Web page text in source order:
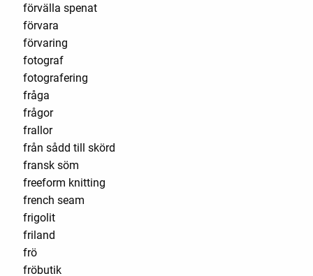
förvälla spenat
förvara
förvaring
fotograf
fotografering
fråga
frågor
frallor
från sådd till skörd
fransk söm
freeform knitting
french seam
frigolit
friland
frö
fröbutik